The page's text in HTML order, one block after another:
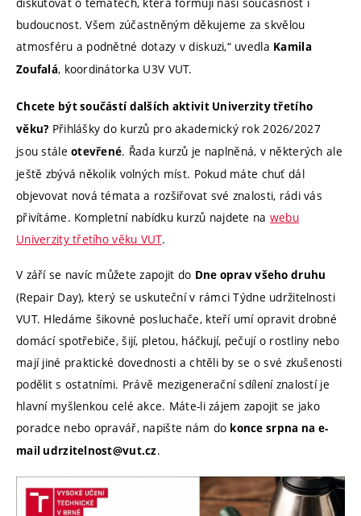
diskutovat o tématech, která formují naši současnost i
budoucnost. Všem zúčastněným děkujeme za skvělou
atmosféru a podnětné dotazy v diskuzi,“ uvedla Kamila
Zoufalá, koordinátorka U3V VUT.
Chcete být součástí dalších aktivit Univerzity třetího
věku? Přihlášky do kurzů pro akademický rok 2026/2027
jsou stáleotevřené. Řada kurzů je naplněná, v některých ale
ještě zbývá několik volných míst. Pokud máte chuť dál
objevovat nová témata a rozšiřovat své znalosti, rádi vás
přivítáme. Kompletní nabídku kurzů najdete na webu
Univerzity třetího věku VUT.
V září se navíc můžete zapojit do Dne oprav všeho druhu
(Repair Day), který se uskuteční v rámci Týdne udržitelnosti
VUT. Hledáme šikovné posluchače, kteří umí opravit drobné
domácí spotřebiče, šijí, pletou, háčkují, pečují o rostliny nebo
mají jiné praktické dovednosti a chtěli by se o své zkušenosti
podělit s ostatními. Právě mezigenerační sdílení znalostí je
hlavní myšlenkou celé akce. Máte-li zájem zapojit se jako
poradce nebo opravář, napište nám do konce srpna na e-
mail udrzitelnost@vut.cz.